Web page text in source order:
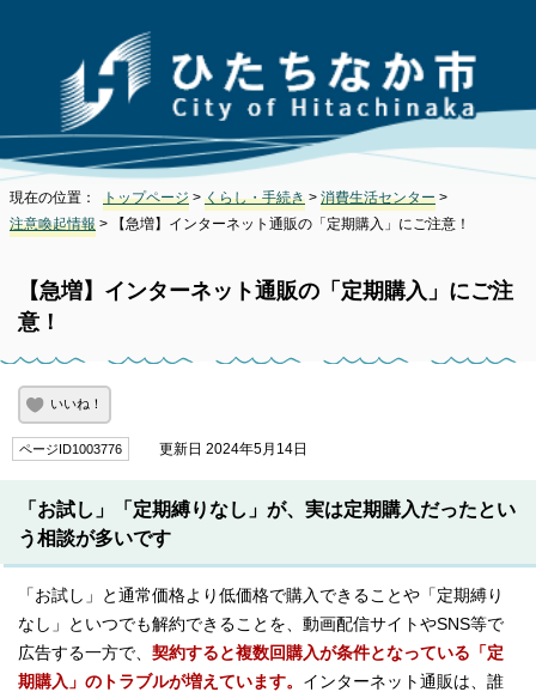
現在の位置： トップページ > くらし・手続き > 消費生活センター >
注意喚起情報 > 【急増】インターネット通販の「定期購入」にご注意！
【急増】インターネット通販の「定期購入」にご注
意！
いいね！
ページID1003776 更新日 2024年5月14日
「お試し」「定期縛りなし」が、実は定期購入だったとい
う相談が多いです
「お試し」と通常価格より低価格で購入できることや「定期縛り
なし」といつでも解約できることを、動画配信サイトやSNS等で
広告する一方で、 契約すると複数回購入が条件となっている「定
期購入」のトラブルが増えています。 インターネット通販は、誰